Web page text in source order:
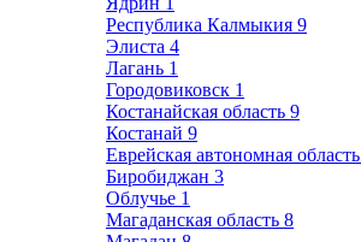
Республика Калмыкия 9
Элиста 4
Лагань 1
Городовиковск 1
Костанайская область 9
Костанай 9
Еврейская автономная область
Биробиджан 3
Облучье 1
Магаданская область 8